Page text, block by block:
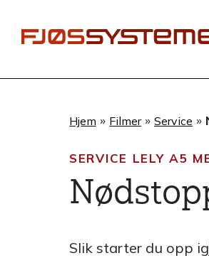
rett
Hjem » Filmer» Service »
SERVICE LELY A5
Slik starter du opp